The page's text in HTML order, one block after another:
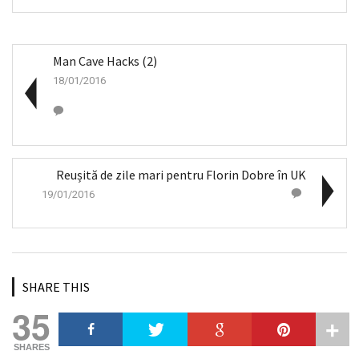
Man Cave Hacks (2)
18/01/2016
Reușită de zile mari pentru Florin Dobre în UK
19/01/2016
SHARE THIS
35
SHARES